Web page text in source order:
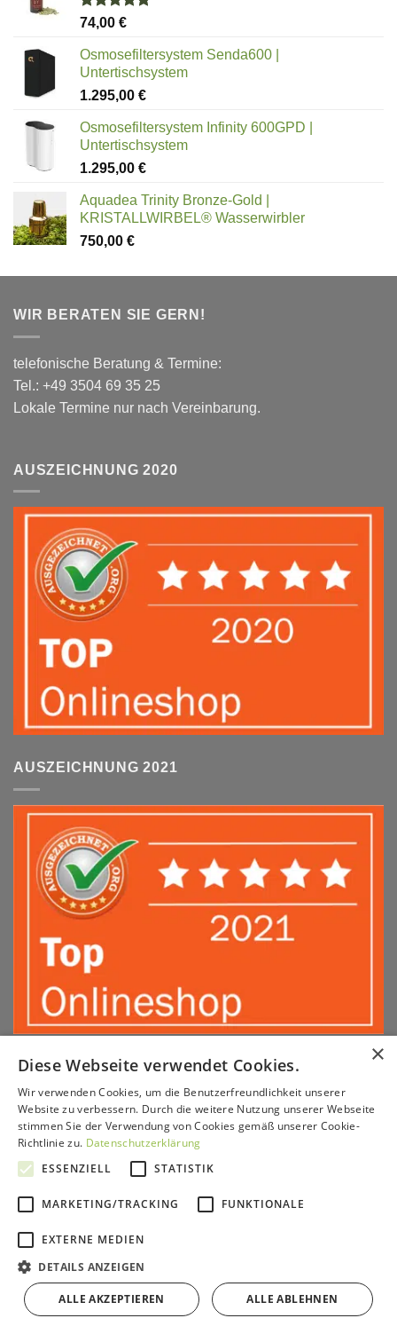
Bewertet
von 5
74,00 €
Osmosefiltersystem Senda600 |
Untertischsystem
1.295,00 €
Osmosefiltersystem Infinity 600GPD |
Untertischsystem
1.295,00 €
Aquadea Trinity Bronze-Gold |
KRISTALLWIRBEL® Wasserwirbler
750,00 €
WIR BERATEN SIE GERN!
telefonische Beratung & Termine:
Tel.: +49 3504 69 35 25
Lokale Termine nur nach Vereinbarung.
AUSZEICHNUNG 2020
AUSZEICHNUNG 2021
AUSZEICHNUNG 2022 ×
Diese Webseite verwendet Cookies.
Wir verwenden Cookies, um die Benutzerfreundlichkeit unserer
Website zu verbessern. Durch die weitere Nutzung unserer Webseite
stimmen Sie der Verwendung von Cookies gemäß unserer Cookie-
Richtlinie zu. Datenschutzerklärung
ESSENZIELL
STATISTIK
MARKETING/TRACKING FUNKTIONALE
EXTERNE MEDIEN
DETAILS ANZEIGEN
ALLE AKZEPTIEREN ALLE ABLEHNEN